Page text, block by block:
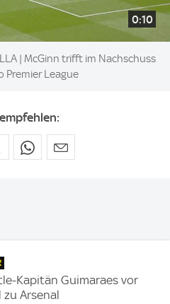
0:10
| McGinn trifft im Nachschuss
Premier League
Kapitän Guimaraes vor
zu Arsenal